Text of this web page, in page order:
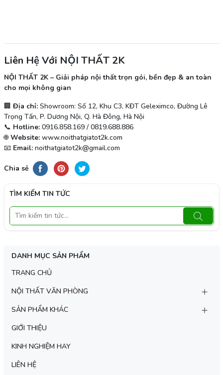
Liên Hệ Với NỘI THẤT 2K
NỘI THẤT 2K – Giải pháp nội thất trọn gói, bền đẹp & an toàn
cho mọi không gian
🏢 Địa chỉ:Showroom: Số 12, Khu C3, KĐT Geleximco, Đường Lê
Trọng Tấn, P. Dương Nội, Q. Hà Đông, Hà Nội
📞 Hotline:0916.858.169 / 0819.688.886
🌐Website: www.noithatgiatot2k.com
📧 Email: noithatgiatot2k@gmail.com
Chia sẻ
TÌM KIẾM TIN TỨC
DANH MỤC SẢN PHẨM
TRANG CHỦ
NỘI THẤT VĂN PHÒNG
SẢN PHẨM KHÁC
GIỚI THIỆU
KINH NGHIỆM HAY
LIÊN HỆ